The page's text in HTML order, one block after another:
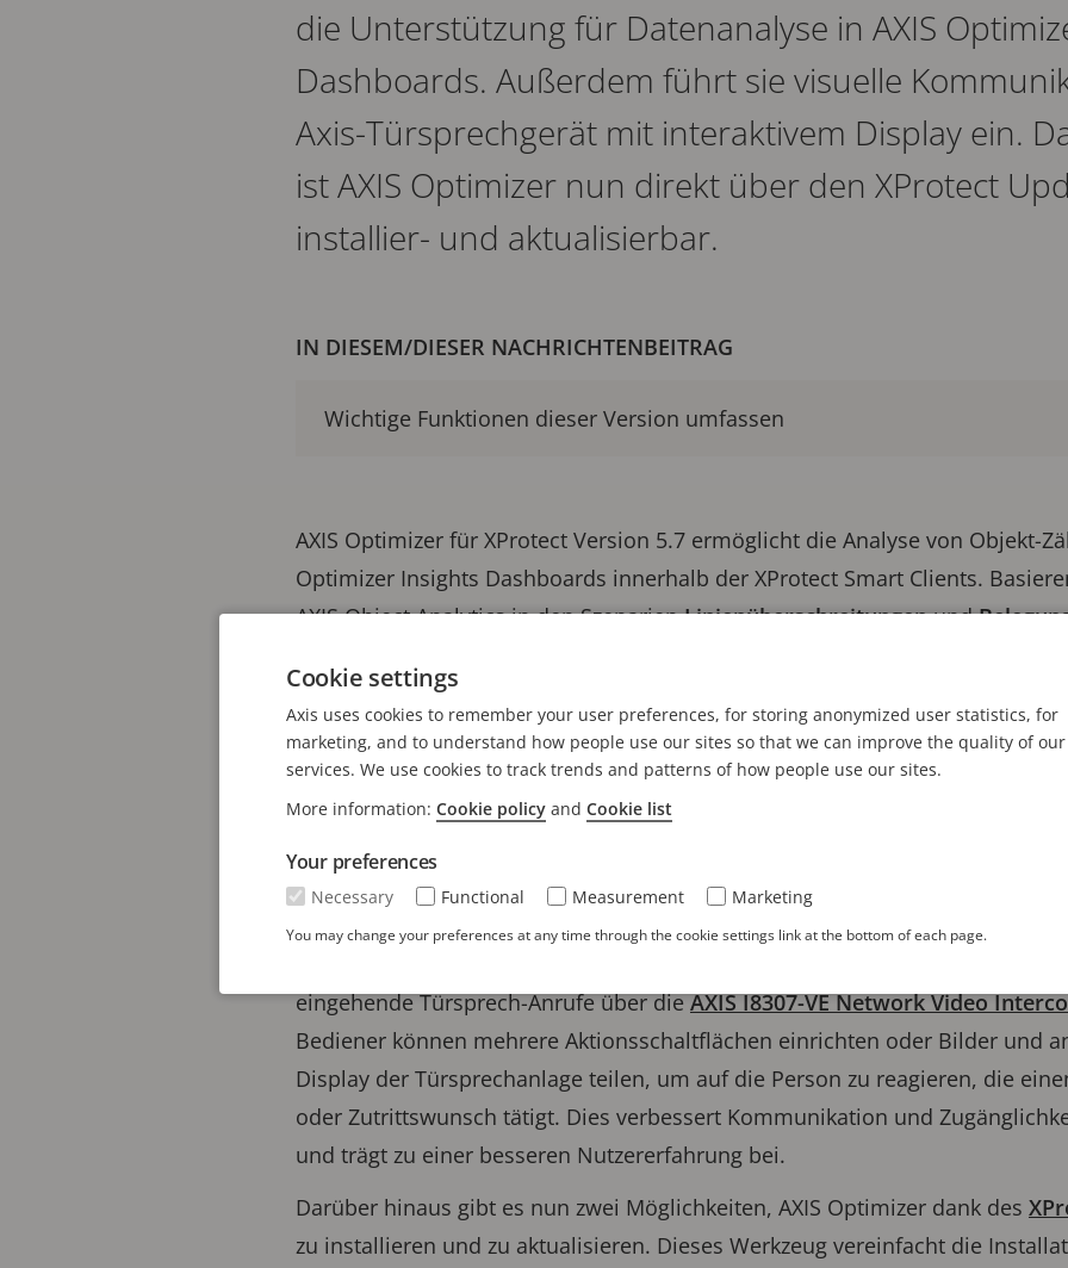
die Unterstützung für Datenanalyse in AXIS
Dashboards. Außerdem führt sie visuelle
Axis-Türsprechgerät mit interaktivem Display ein.
ist AXIS Optimizer nun direkt über den XProtect
installier- und aktualisierbar.
IN DIESEM/DIESER NACHRICHTENBEITRAG
Wichtige Funktionen dieser Version umfassen
AXIS Optimizer für XProtect Version 5.7 ermöglicht die Analyse von Objekt-
Optimizer Insights Dashboards innerhalb der XProtect Smart Clients.
AXIS Object Analytics in den SzenarienLinienüberschreitungenund
analysieren und Diagramme zu exportieren, um datenbasierte
Rohdaten zur Objekterfassung, die aus Aktivitäten in einer Szene gesammelt
in Diagramme umgewandelt werden, die Statistiken, Trends und Anomalien
Vorlagen, um Objekte in einer definierten Richtung zu zählen und
In beiden Szenarien streamen Axis-Geräte mit aktivierten Funktionen
Unterstützung von Visualisierung und Analyse.
eingehende Türsprech-Anrufe über dieAXIS I8307-VE Network Video
Bediener können mehrere Aktionsschaltflächen einrichten oder Bilder und
Display der Türsprechanlage teilen, um auf die Person zu reagieren, die
oder Zutrittswunsch tätigt. Dies verbessert Kommunikation und
und trägt zu einer besseren Nutzererfahrung bei.
Darüber hinaus gibt es nun zwei Möglichkeiten, AXIS Optimizer dank des
zu installieren und zu aktualisieren. Dieses Werkzeug vereinfacht die
Cookie settings
Axis uses cookies to remember your user preferences, for storing anonymized user statistics, for
marketing, and to understand how people use our sites so that we can improve the quality of our
services. We use cookies to track trends and patterns of how people use our sites.
More information: Cookie policy and Cookie list
Your preferences
Necessary Functional Measurement Marketing
You may change your preferences at any time through the cookie settings link at the bottom of each page.